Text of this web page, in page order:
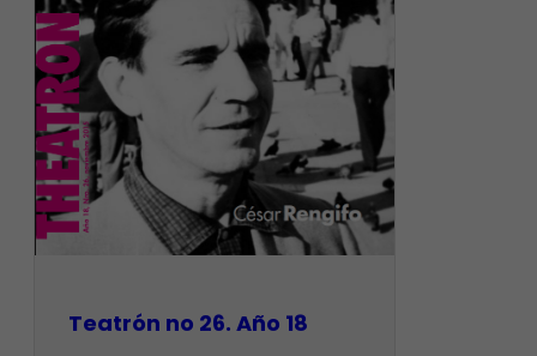
Teatrón no 26. Año 18